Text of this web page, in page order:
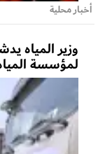
أخبار محلية
وزير المياه
لمؤسسة